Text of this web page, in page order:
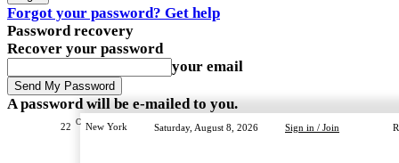
Forgot your password? Get help
Password recovery
Recover your password
your email
A password will be e-mailed to you.
22 C New York Saturday, August 8, 2026 Sign in / Join